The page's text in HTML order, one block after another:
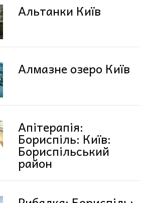
Альтанки Київ
Алмазне озеро Київ
Апітерапія:
Бориспіль: Київ:
Бориспільський
район